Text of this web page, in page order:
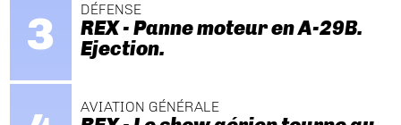
DÉFENSE
REX - Panne moteur en A-29B.
Ejection.
AVIATION GÉNÉRALE